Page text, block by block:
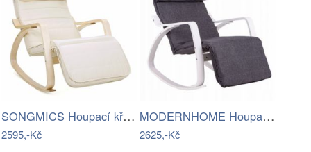
SONGMICS Houpací křeslo Ben béžové
2595,-Kč
MODERNHOME Houpací křeslo Berden šedo…
2625,-Kč